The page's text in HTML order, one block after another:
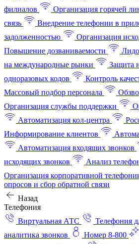
филиалов
Организация горячей
связь
Внедрение телефонии в
задолженностью
Организация
Повышение дозваниваемости
на международные рынки
Защита
одноразовых кодов
Контроль
Массовый подбор персонала
Организация службы поддержки
Автоматизация кол-центра
Информирование клиентов
Автоматизация входящих звонков
исходящих звонков
Анализ
Организация корпоративной
опросов и сбор обратной связи
Назад
Телефония
Виртуальная АТС
Телефония
аналитика звонков
Номер 8-800